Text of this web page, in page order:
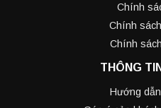
Chính
Chính
Chính
THÔNG
Hướng